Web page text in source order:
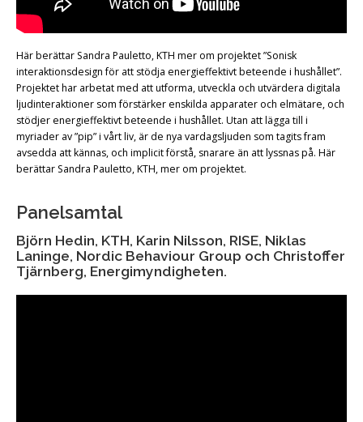
Här berättar Sandra Pauletto, KTH mer om projektet ”Sonisk
interaktionsdesign för att stödja energieffektivt beteende i hushållet”.
Projektet har arbetat med att utforma, utveckla och utvärdera digitala
ljudinteraktioner som förstärker enskilda apparater och elmätare, och
stödjer energieffektivt beteende i hushållet. Utan att lägga till i
myriader av ”pip” i vårt liv, är de nya vardagsljuden som tagits fram
avsedda att kännas, och implicit förstå, snarare än att lyssnas på. Här
berättar Sandra Pauletto, KTH, mer om projektet.
Panelsamtal
Björn Hedin, KTH, Karin Nilsson, RISE, Niklas
Laninge, Nordic Behaviour Group och Christoffer
Tjärnberg, Energimyndigheten.